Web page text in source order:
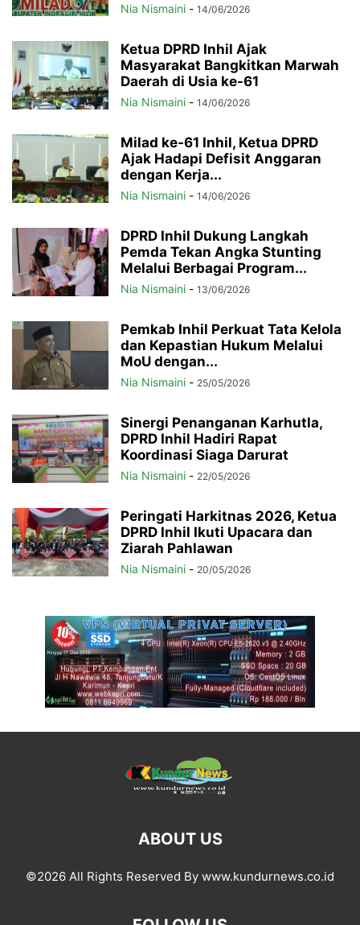
Nia Nismaini - 14/06/2026
Ketua DPRD Inhil Ajak
Masyarakat Bangkitkan Marwah
Daerah di Usia ke-61
Nia Nismaini - 14/06/2026
Milad ke-61 Inhil, Ketua DPRD
Ajak Hadapi Defisit Anggaran
dengan Kerja...
Nia Nismaini - 14/06/2026
DPRD Inhil Dukung Langkah
Pemda Tekan Angka Stunting
Melalui Berbagai Program...
Nia Nismaini - 13/06/2026
Pemkab Inhil Perkuat Tata Kelola
dan Kepastian Hukum Melalui
MoU dengan...
Nia Nismaini - 25/05/2026
Sinergi Penanganan Karhutla,
DPRD Inhil Hadiri Rapat
Koordinasi Siaga Darurat
Nia Nismaini - 22/05/2026
Peringati Harkitnas 2026, Ketua
DPRD Inhil Ikuti Upacara dan
Ziarah Pahlawan
Nia Nismaini - 20/05/2026
ABOUT US
©2026 All Rights Reserved By www.kundurnews.co.id